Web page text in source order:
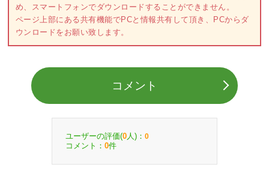
め、スマートフォンでダウンロードすることができません。
ページ上部にある共有機能でPCと情報共有して頂き、PCからダ
ウンロードをお願い致します。
コメント
ユーザーの評価(0 人)： 0
コメント： 0件